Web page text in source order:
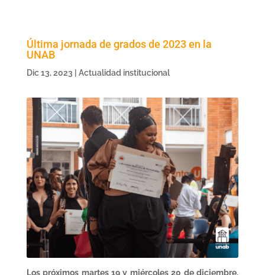
Última jornada de grados de 2023 en la
UNAB
Dic 13, 2023 | Actualidad institucional
Los próximos martes 19 y miércoles 20 de diciembre,